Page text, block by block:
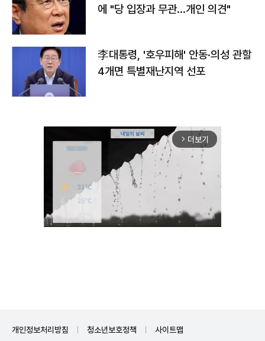
에 "당 입장과 무관…개인 의견"
李대통령, '호우피해' 안동·의성 관할
4개면 특별재난지역 선포
arrow_forward_ios 더보기
개인정보처리방침 청소년보호정책 사이트맵